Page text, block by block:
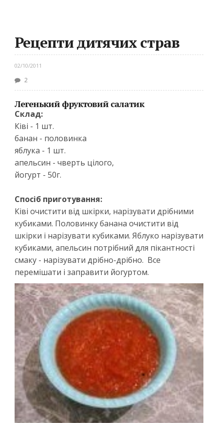
Рецепти дитячих страв
02/10/2011
2
Легенький фруктовий салатик
Склад:
Ківі - 1 шт.
банан - половинка
яблука - 1 шт.
апельсин - чверть цілого,
йогурт - 50г.
Спосіб приготування:
Ківі очистити від шкірки, нарізувати дрібними
кубиками. Половинку банана очистити від
шкірки і нарізувати кубиками. Яблуко нарізувати
кубиками, апельсин потрібний для пікантності
смаку - нарізувати дрібно-дрібно. Все
перемішати і заправити йогуртом.